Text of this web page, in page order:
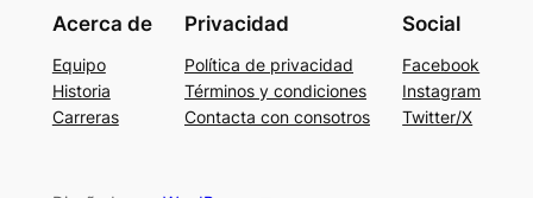
Acerca de
Equipo
Historia
Carreras
Privacidad
Política de privacidad
Términos y condiciones
Contacta con consotros
Social
Facebook
Instagram
Twitter/X